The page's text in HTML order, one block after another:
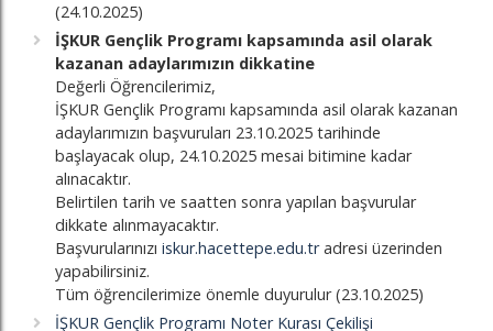
(24.10.2025)
İŞKUR Gençlik Programı kapsamında asil olarak
kazanan adaylarımızın dikkatine
Değerli Öğrencilerimiz,
İŞKUR Gençlik Programı kapsamında asil olarak kazanan
adaylarımızın başvuruları 23.10.2025 tarihinde
başlayacak olup, 24.10.2025 mesai bitimine kadar
alınacaktır.
Belirtilen tarih ve saatten sonra yapılan başvurular
dikkate alınmayacaktır.
Başvurularınızı iskur.hacettepe.edu.tradresi üzerinden
yapabilirsiniz.
Tüm öğrencilerimize önemle duyurulur (23.10.2025)
İŞKUR Gençlik Programı Noter Kurası Çekilişi